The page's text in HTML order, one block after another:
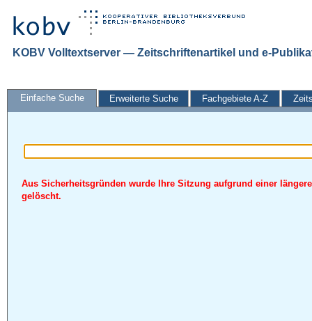
KOBV Volltextserver — Zeitschriftenartikel und e-
Einfache Suche Erweiterte Suche Fachgebiete A-Z
Aus Sicherheitsgründen wurde Ihre Sitzung aufgrund einer
gelöscht.